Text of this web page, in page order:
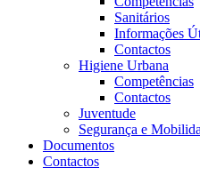
Sanitários
Informações
Contactos
Higiene Urbana
Competências
Contactos
Juventude
Segurança e
Documentos
Contactos